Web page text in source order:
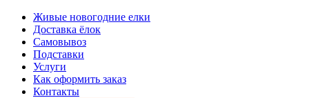
Живые новогодние елки
Доставка ёлок
Самовывоз
Подставки
Услуги
Как оформить заказ
Контакты